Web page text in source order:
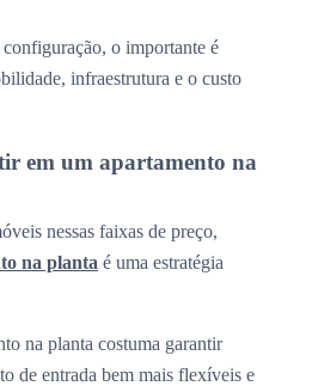
o importante é
infraestrutura e o custo
em um apartamento na
nessas faixas de preço,
na planta é uma estratégia
na planta costuma garantir
de entrada bem mais flexíveis e